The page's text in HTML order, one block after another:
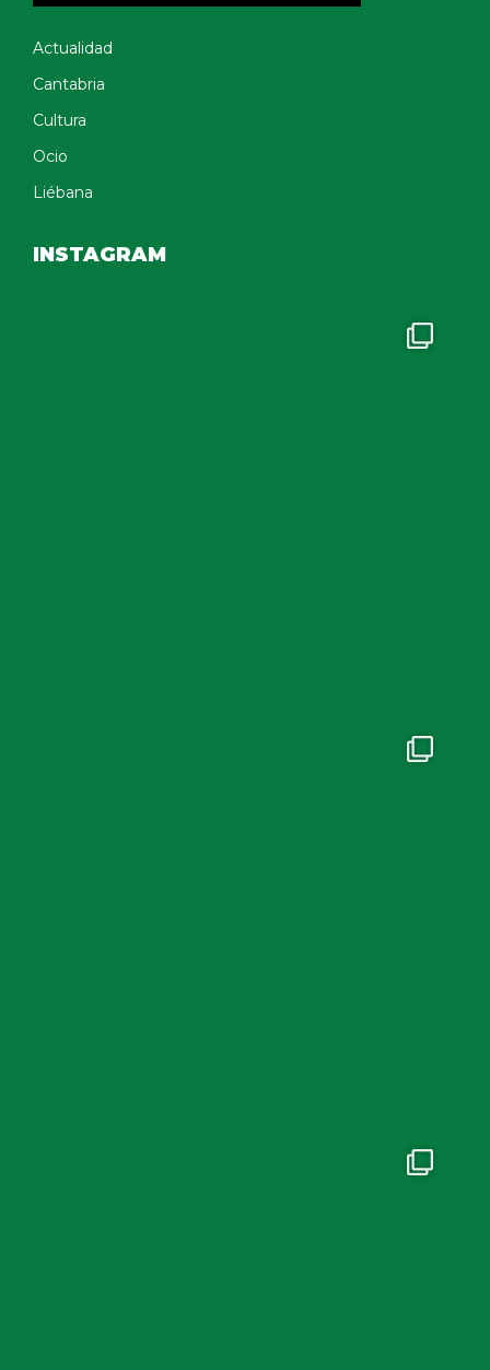
Actualidad
Cantabria
Cultura
Ocio
Liébana
INSTAGRAM